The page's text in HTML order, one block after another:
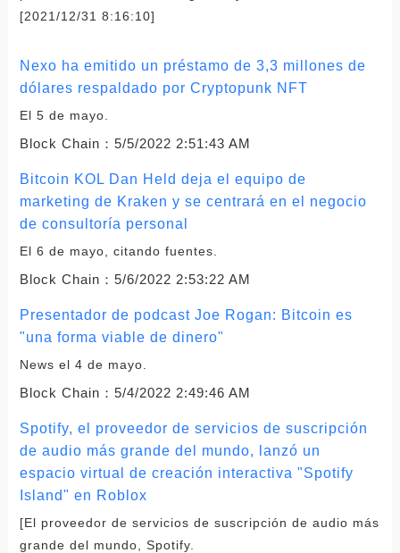
[2021/12/31 8:16:10]
Nexo ha emitido un préstamo de 3,3 millones de
dólares respaldado por Cryptopunk NFT
El 5 de mayo.
Block Chain： 5/5/2022 2:51:43 AM
Bitcoin KOL Dan Held deja el equipo de
marketing de Kraken y se centrará en el negocio
de consultoría personal
El 6 de mayo, citando fuentes.
Block Chain： 5/6/2022 2:53:22 AM
Presentador de podcast Joe Rogan: Bitcoin es
"una forma viable de dinero"
News el 4 de mayo.
Block Chain： 5/4/2022 2:49:46 AM
Spotify, el proveedor de servicios de suscripción
de audio más grande del mundo, lanzó un
espacio virtual de creación interactiva "Spotify
Island" en Roblox
[El proveedor de servicios de suscripción de audio más
grande del mundo, Spotify.